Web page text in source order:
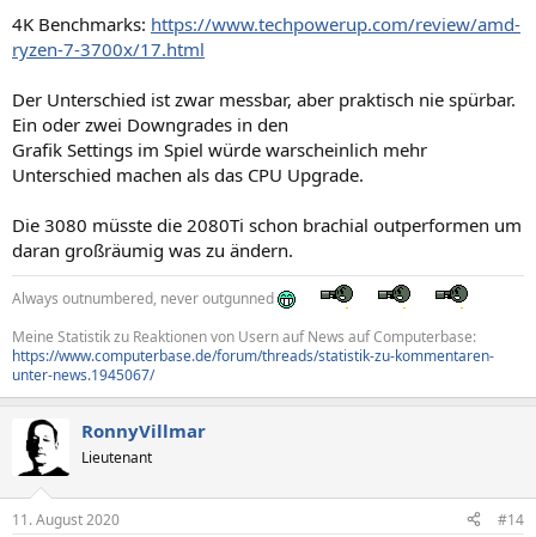
4K Benchmarks: https://www.techpowerup.com/review/amd-
ryzen-7-3700x/17.html
Der Unterschied ist zwar messbar, aber praktisch nie spürbar.
Ein oder zwei Downgrades in den
Grafik Settings im Spiel würde warscheinlich mehr
Unterschied machen als das CPU Upgrade.
Die 3080 müsste die 2080Ti schon brachial outperformen um
daran großräumig was zu ändern.
Always outnumbered, never outgunned
Meine Statistik zu Reaktionen von Usern auf News auf Computerbase:
https://www.computerbase.de/forum/threads/statistik-zu-kommentaren-
unter-news.1945067/
RonnyVillmar
Lieutenant
11. August 2020 #14